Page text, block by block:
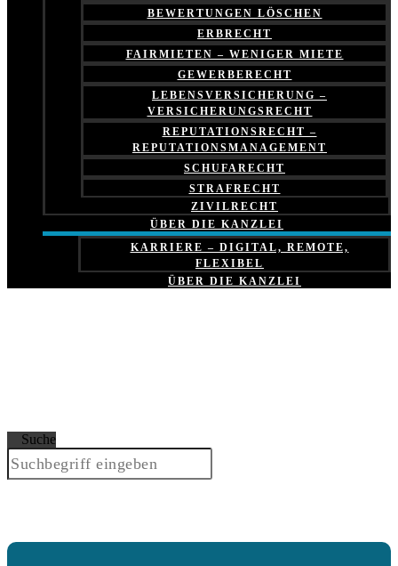
BEWERTUNGEN LÖSCHEN
ERBRECHT
FAIRMIETEN – WENIGER MIETE
GEWERBERECHT
LEBENSVERSICHERUNG –
VERSICHERUNGSRECHT
REPUTATIONSRECHT –
REPUTATIONSMANAGEMENT
SCHUFARECHT
STRAFRECHT
ZIVILRECHT
ÜBER DIE KANZLEI
KARRIERE – DIGITAL, REMOTE,
FLEXIBEL
ÜBER DIE KANZLEI
Suche